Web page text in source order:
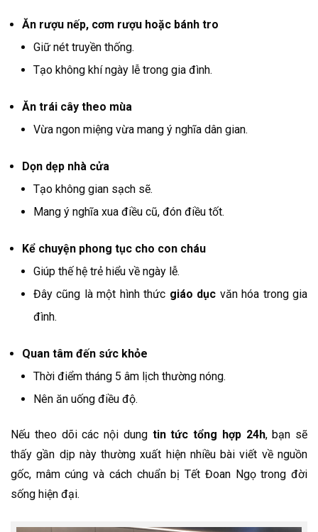
Ăn rượu nếp, cơm rượu hoặc bánh tro
Giữ nét truyền thống.
Tạo không khí ngày lễ trong gia đình.
Ăn trái cây theo mùa
Vừa ngon miệng vừa mang ý nghĩa dân gian.
Dọn dẹp nhà cửa
Tạo không gian sạch sẽ.
Mang ý nghĩa xua điều cũ, đón điều tốt.
Kể chuyện phong tục cho con cháu
Giúp thế hệ trẻ hiểu về ngày lễ.
Đây cũng là một hình thức giáo dục văn hóa trong gia
đình.
Quan tâm đến sức khỏe
Thời điểm tháng 5 âm lịch thường nóng.
Nên ăn uống điều độ.
Nếu theo dõi các nội dung tin tức tổng hợp 24h, bạn sẽ
thấy gần dịp này thường xuất hiện nhiều bài viết về nguồn
gốc, mâm cúng và cách chuẩn bị Tết Đoan Ngọ trong đời
sống hiện đại.